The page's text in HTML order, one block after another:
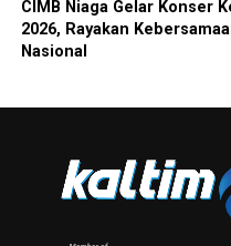
CIMB Niaga Gelar Konser
2026, Rayakan
Nasional